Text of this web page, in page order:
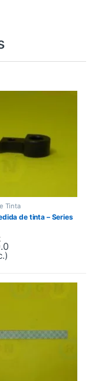
Tinta
de tinta – Series